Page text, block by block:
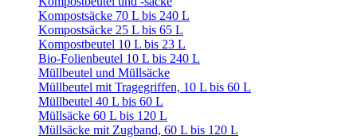
Kompostsäcke 70 L bis 240 L
Kompostsäcke 25 L bis 65 L
Kompostbeutel 10 L bis 23 L
Bio-Folienbeutel 10 L bis 240 L
Müllbeutel und Müllsäcke
Müllbeutel mit Tragegriffen, 10 L bis 60 L
Müllbeutel 40 L bis 60 L
Müllsäcke 60 L bis 120 L
Müllsäcke mit Zugband, 60 L bis 120 L